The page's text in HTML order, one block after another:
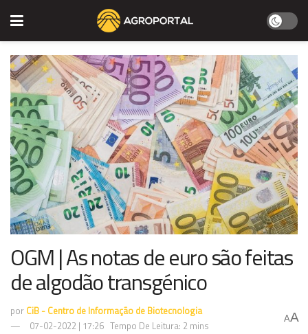
OGM | As notas de euro são feitas
de algodão transgénico
por CiB - Centro de Informação de Biotecnologia
07-02-2022 | 17:26 Tempo De Leitura: 2 mins
AA